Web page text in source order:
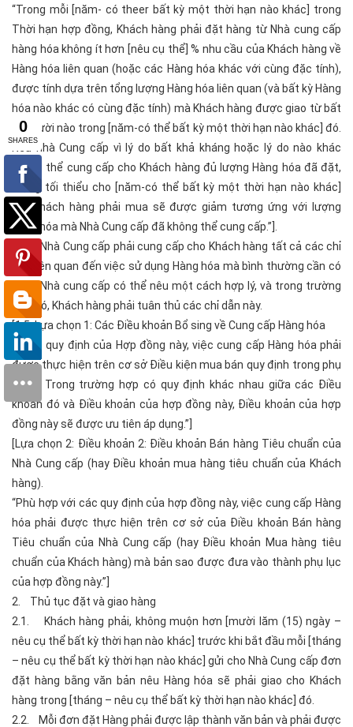
“Trong mỗi [năm- có theer bất kỳ một thời hạn nào khác] trong
Thời hạn hợp đồng, Khách hàng phải đặt hàng từ Nhà cung cấp
hàng hóa không ít hơn [nêu cụ thể] % nhu cầu của Khách hàng về
Hàng hóa liên quan (hoặc các Hàng hóa khác với cùng đặc tính),
được tính dựa trên tổng lượng Hàng hóa liên quan (và bất kỳ Hàng
hóa nào khác có cùng đặc tính) mà Khách hàng được giao từ bất
kỳ người nào trong [năm-có thể bất kỳ một thời hạn nào khác] đó.
Nếu nhà Cung cấp vì lý do bất khả kháng hoặc lý do nào khác
không thể cung cấp cho Khách hàng đủ lượng Hàng hóa đã đặt,
lượng tối thiểu cho [năm-có thể bất kỳ một thời hạn nào khác]
mà Khách hàng phải mua sẽ được giảm tương ứng với lượng
hàng hóa mà Nhà Cung cấp đã không thể cung cấp.”].
1.4. Nhà Cung cấp phải cung cấp cho Khách hàng tất cả các chỉ
dẫn liên quan đến việc sử dụng Hàng hóa mà bình thường cần có
hoặc Nhà cung cấp có thể nêu một cách hợp lý, và trong trường
hợp đó, Khách hàng phải tuân thủ các chỉ dẫn này.
[1.5. Lựa chọn 1: Các Điều khoản Bổ sing về Cung cấp Hàng hóa
“Theo quy định của Hợp đồng này, việc cung cấp Hàng hóa phải
được thực hiện trên cơ sở Điều kiện mua bán quy định trong phụ
lục 4. Trong trường hợp có quy định khác nhau giữa các Điều
khoản đó và Điều khoản của hợp đồng này, Điều khoản của hợp
đồng này sẽ được ưu tiên áp dụng.”]
[Lựa chọn 2: Điều khoản 2: Điều khoản Bán hàng Tiêu chuẩn của
Nhà Cung cấp (hay Điều khoản mua hàng tiêu chuẩn của Khách
hàng).
“Phù hợp với các quy định của hợp đồng này, việc cung cấp Hàng
hóa phải được thực hiện trên cơ sở của Điều khoản Bán hàng
Tiêu chuẩn của Nhà Cung cấp (hay Điều khoản Mua hàng tiêu
chuẩn của Khách hàng) mà bản sao được đưa vào thành phụ lục
của hợp đồng này.”]
2. Thủ tục đặt và giao hàng
2.1. Khách hàng phải, không muộn hơn [mười lăm (15) ngày –
nêu cụ thể bất kỳ thời hạn nào khác] trước khi bắt đầu mỗi [tháng
– nêu cụ thể bất kỳ thời hạn nào khác] gửi cho Nhà Cung cấp đơn
đặt hàng bằng văn bản nêu Hàng hóa sẽ phải giao cho Khách
hàng trong [tháng – nêu cụ thể bất kỳ thời hạn nào khác] đó.
2.2. Mỗi đơn đặt Hàng phải được lập thành văn bản và phải được